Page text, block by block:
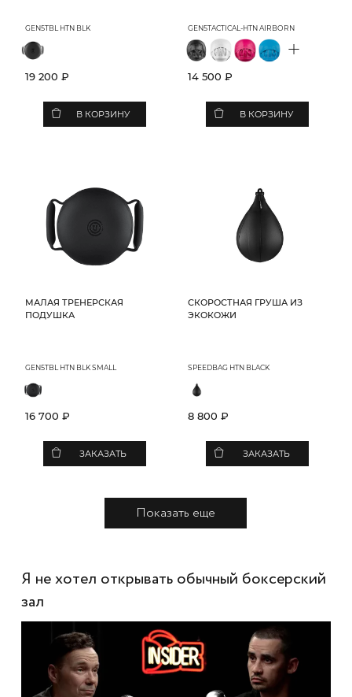
GEN5TBL HTN BLK
19 200 ₽
В КОРЗИНУ
GEN5TACTICAL-HTN AIRBORN
+
14 500 ₽
В КОРЗИНУ
МАЛАЯ ТРЕНЕРСКАЯ
ПОДУШКА
GEN5TBL HTN BLK SMALL
16 700 ₽
ЗАКАЗАТЬ
СКОРОСТНАЯ ГРУША ИЗ
ЭКОКОЖИ
SPEEDBAG HTN BLACK
8 800 ₽
ЗАКАЗАТЬ
Показать еще
Я не хотел открывать обычный боксерский
зал